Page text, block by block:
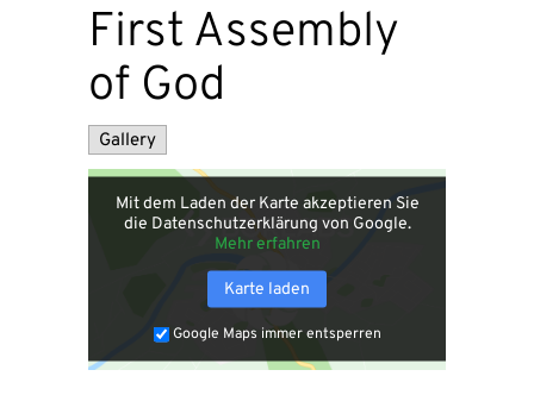
First Assembly
of God
Gallery
Mit dem Laden der Karte akzeptieren Sie
die Datenschutzerklärung von Google.
Mehr erfahren
Karte laden
Google Maps immer entsperren